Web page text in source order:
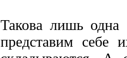
Такова лишь одна
представим